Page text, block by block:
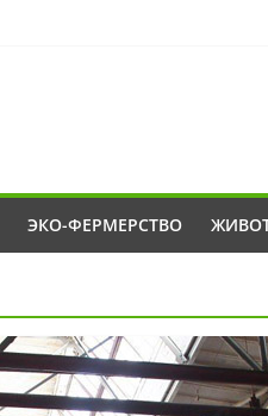
ЭКО-ФЕРМЕРСТВО